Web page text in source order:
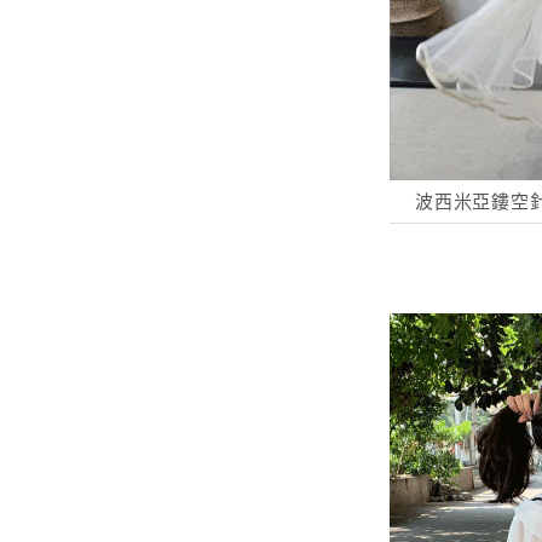
波西米亞鏤空